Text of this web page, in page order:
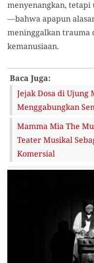
menyenangkan,
—bahwa apapun
meninggalkan trauma
kemanusiaan.
Baca Juga:
Jejak Dosa di Ujung
Menggabungkan
Mamma Mia The
Teater Musikal
Komersial